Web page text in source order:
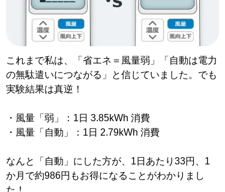
これまで私は、「省エネ＝風量弱」「自動は電力
の無駄遣いにつながる」と信じていました。でも
実験結果は真逆！
・風量「弱」：1日 3.85kWh 消費
・風量「自動」：1日 2.79kWh 消費
なんと「自動」にした方が、1日あたり33円、1
か月で約986円もお得になることがわかりまし
た！